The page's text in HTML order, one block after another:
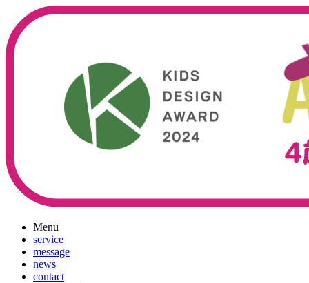
Menu
service
message
news
contact